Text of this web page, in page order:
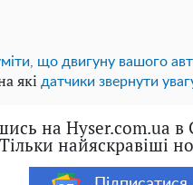
що двигуну вашого
які датчики звернути
на Hyser.com.ua в
Тільки найяскравіші